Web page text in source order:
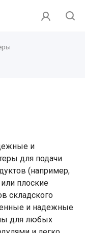
и
для подачи
(например,
плоские
складского
и надежные
для любых